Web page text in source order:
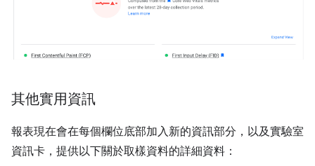
其他實用資訊
報表現在會在每個欄位底部加入新的資訊部分，以及實驗室
資訊卡，提供以下關於取樣資料的詳細資料：